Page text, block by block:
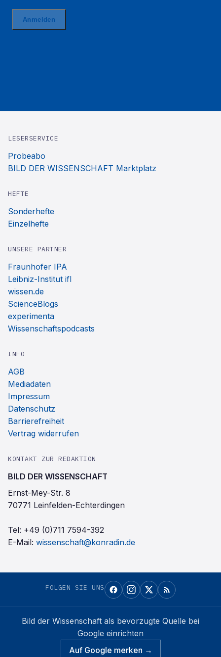
LESERSERVICE
Probeabo
BILD DER WISSENSCHAFT Marktplatz
HEFTE
Sonderhefte
Einzelhefte
UNSERE PARTNER
Fraunhofer IPA
Leibniz-Institut ifl
wissen.de
ScienceBlogs
experimenta
Wissenschaftspodcasts
INFO
AGB
Mediadaten
Impressum
Datenschutz
Barrierefreiheit
Vertrag widerrufen
KONTAKT ZUR REDAKTION
BILD DER WISSENSCHAFT
Ernst-Mey-Str. 8
70771 Leinfelden-Echterdingen
Tel: +49 (0)711 7594-392
E-Mail: wissenschaft@konradin.de
FOLGEN SIE UNS
Bild der Wissenschaft als bevorzugte Quelle bei
Google einrichten
Auf Google merken →